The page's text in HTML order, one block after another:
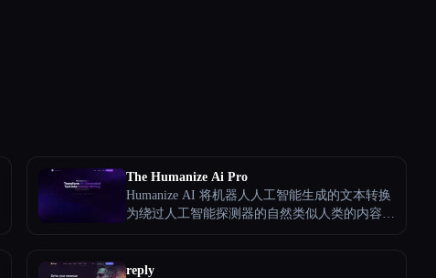
The Humanize Ai Pro
Humanize AI 将机器人人工智能生成的文本转换
为绕过人工智能探测器的自然类似人类的内容。
输出等高级功能。thehumanizeai.pro 提供免费和
reply